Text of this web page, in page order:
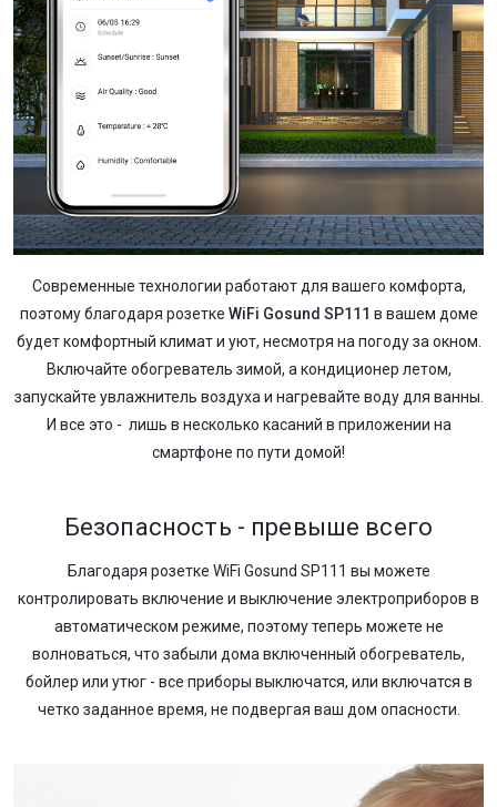
Современные технологии работают для вашего комфорта,
поэтому благодаря розетке WiFi Gosund SP111 в вашем доме
будет комфортный климат и уют, несмотря на погоду за окном.
Включайте обогреватель зимой, а кондиционер летом,
запускайте увлажнитель воздуха и нагревайте воду для ванны.
И все это - лишь в несколько касаний в приложении на
смартфоне по пути домой!
Безопасность - превыше всего
Благодаря розетке WiFi Gosund SP111 вы можете
контролировать включение и выключение электроприборов в
автоматическом режиме, поэтому теперь можете не
волноваться, что забыли дома включенный обогреватель,
бойлер или утюг - все приборы выключатся, или включатся в
четко заданное время, не подвергая ваш дом опасности.